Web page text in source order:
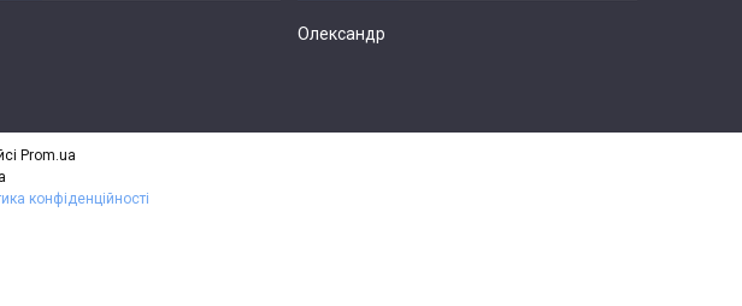
Олександр
Prom.ua
конфіденційності